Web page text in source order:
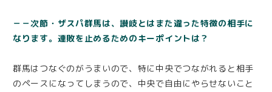
－－次節・ザスパ群馬は、讃岐とはまた違った特徴の相手に
なります。連敗を止めるためのキーポイントは？
群馬はつなぐのがうまいので、特に中央でつながれると相手
のペースになってしまうので、中央で自由にやらせないこと